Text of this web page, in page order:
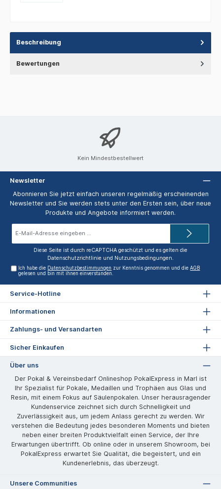
Beschreibung
Bewertungen
Kein Mindestbestellwert
Newsletter
Abonnieren Sie jetzt einfach unseren regelmäßig erscheinenden
Newsletter und Sie werden stets unter den Ersten sein, über neue
Produkte und Angebote informiert werden.
Diese Seite ist durch reCAPTCHA geschützt und es gelten die
Datenschutzrichtlinie und Nutzungsbedingungen.
Ich habe die Datenschutzbestimmungen zur Kenntnis genommen und dieAGB
gelesen und bin mit ihnen einverstanden.
Service-Hotline
Informationen
Zahlungs- und Versandarten
Sicher Einkaufen
Über uns
Der Pokal & Vereinsbedarf Onlineshop PokalExpress in Marl ist
Ihr Spezialist für Pokale, Medaillen und Trophäen aus Glas und
Resin, mit einem Fokus auf Säulenpokalen. Unser herausragender
Kundenservice zeichnet sich durch Schnelligkeit und
Zuverlässigkeit aus, um jedem Anlass gerecht zu werden. Wir
verstehen die Bedeutung jedes besonderen Moments und bieten
neben einer breiten Produktvielfalt einen Service, der Ihre
Erwartungen übertrifft. Ob online oder in unserem Showroom, bei
PokalExpress erwartet Sie Qualität, die begeistert, und ein
Kundenerlebnis, das überzeugt.
Unsere Communities